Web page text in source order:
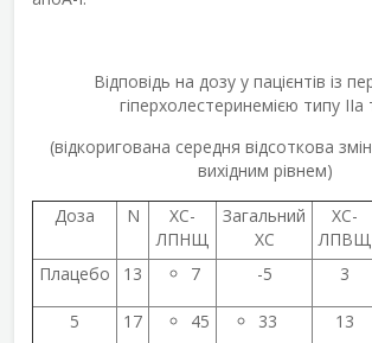
Відповідь на дозу у пацієнтів із
гіперхолестеринемією типу IIa
(відкоригована середня відсоткова
вихідним рівнем)
Доза
N
ХС-
ЛПНЩ
Загальний
ХС
ХС-
ЛПВЩ
Плацебо
13 7 -5 3
5 17 45 33 13